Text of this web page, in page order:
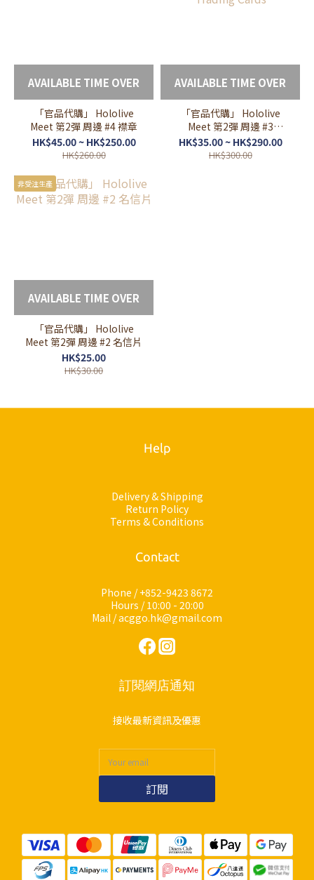
AVAILABLE TIME OVER
「官品代購」 Hololive
Meet 第2彈 周邊 #4 襟章
HK$45.00 ~ HK$250.00
HK$260.00
AVAILABLE TIME OVER
「官品代購」 Hololive
Meet 第2彈 周邊 #3
Trading Cards
HK$35.00 ~ HK$290.00
HK$300.00
非受注生產
AVAILABLE TIME OVER
「官品代購」 Hololive
Meet 第2彈 周邊 #2 名信片
HK$25.00
HK$30.00
Help
Delivery & Shipping
Return Policy
Terms & Conditions
Contact
Phone / +852-9423 8672
Hours / 10:00 - 20:00
Mail / acggo.hk@gmail.com
訂閱網店通知
接收最新資訊及優惠
訂閱